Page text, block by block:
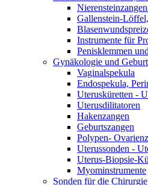
Gallenstein-
Instrumente für
Penisklemmen
Gynäkologie und
Vaginalspekula
Endospekula,
Uterusküretten -
Uterusdilitatoren
Hakenzangen
Geburtszangen
Polypen-
Uterussonden -
Uterus-Biopsie-
Myominstrumente
Sonden für die Chirurgie